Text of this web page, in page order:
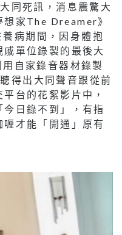
同死訊，消息震驚大
想家The Dreamer》
病期間，因身體抱
單位錄製的最後大
自家錄音器材錄製
得出大同聲音跟從前
台的花絮影片中，
日錄不到」，有指
才能「開通」原有